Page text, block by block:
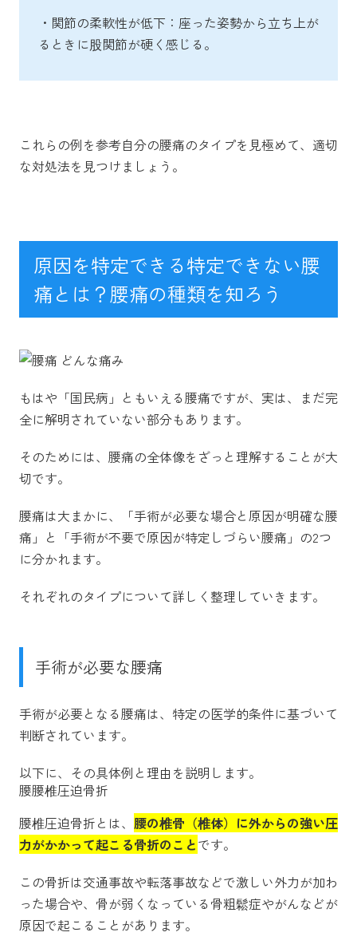
・関節の柔軟性が低下：座った姿勢から立ち上が
るときに股関節が硬く感じる。
これらの例を参考自分の腰痛のタイプを見極めて、適切
な対処法を見つけましょう。
原因を特定できる特定できない腰
痛とは？腰痛の種類を知ろう
もはや「国民病」ともいえる腰痛ですが、実は、まだ完
全に解明されていない部分もあります。
そのためには、腰痛の全体像をざっと理解することが大
切です。
腰痛は大まかに、「手術が必要な場合と原因が明確な腰
痛」と「手術が不要で原因が特定しづらい腰痛」の2つ
に分かれます。
それぞれのタイプについて詳しく整理していきます。
手術が必要な腰痛
手術が必要となる腰痛は、特定の医学的条件に基づいて
判断されています。
以下に、その具体例と理由を説明します。
腰腰椎圧迫骨折
腰椎圧迫骨折とは、 腰の椎骨（椎体）に外からの強い圧
力がかかって起こる骨折のことです。
この骨折は交通事故や転落事故などで激しい外力が加わ
った場合や、骨が弱くなっている骨粗鬆症やがんなどが
原因で起こることがあります。